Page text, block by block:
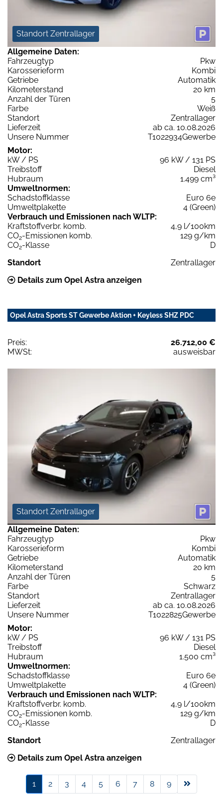
Standort Zentrallager
Allgemeine Daten:
Fahrzeugtyp
Pkw
Karosserieform
Kombi
Getriebe
Automatik
Kilometerstand
20 km
Anzahl der Türen
5
Farbe
Weiß
Standort
Zentrallager
Lieferzeit
ab ca. 10.08.2026
Unsere Nummer
T1022934Gewerbe
Motor:
kW / PS
96 kW / 131 PS
Treibstoff
Diesel
Hubraum
1.499 cm³
Umweltnormen:
Schadstoffklasse
Euro 6e
Umweltplakette
4 (Green)
Verbrauch und Emissionen nach WLTP:
Kraftstoffverbr. komb.
4,9 l/100km
CO2-Emissionen komb.
129 g/km
CO2-Klasse
D
Standort
Zentrallager
Details zum Opel Astra anzeigen
Opel Astra Sports ST Gewerbe Aktion + Keyless SHZ PDC
Preis:
26.712,00 €
MWSt:
ausweisbar
Standort Zentrallager
Allgemeine Daten:
Fahrzeugtyp
Pkw
Karosserieform
Kombi
Getriebe
Automatik
Kilometerstand
20 km
Anzahl der Türen
5
Farbe
Schwarz
Standort
Zentrallager
Lieferzeit
ab ca. 10.08.2026
Unsere Nummer
T1022825Gewerbe
Motor:
kW / PS
96 kW / 131 PS
Treibstoff
Diesel
Hubraum
1.500 cm³
Umweltnormen:
Schadstoffklasse
Euro 6e
Umweltplakette
4 (Green)
Verbrauch und Emissionen nach WLTP:
Kraftstoffverbr. komb.
4,9 l/100km
CO2-Emissionen komb.
129 g/km
CO2-Klasse
D
Standort
Zentrallager
Details zum Opel Astra anzeigen
1 2 3 4 5 6 7 8 9